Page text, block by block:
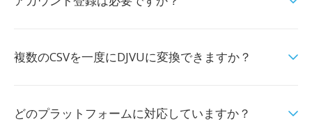
複数のCSVを一度にDJVUに変換できますか？
どのプラットフォームに対応していますか？